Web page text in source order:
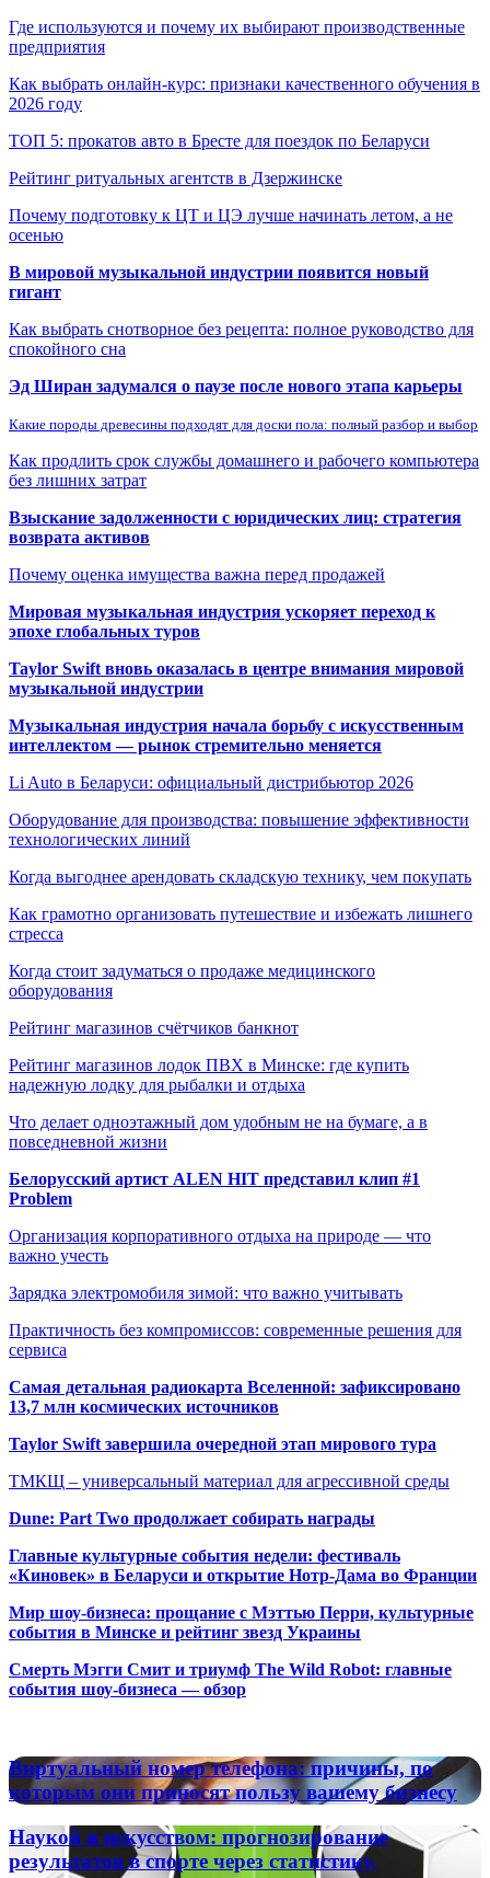
Где используются и почему их выбирают производственные
предприятия
Как выбрать онлайн-курс: признаки качественного обучения в
2026 году
ТОП 5: прокатов авто в Бресте для поездок по Беларуси
Рейтинг ритуальных агентств в Дзержинске
Почему подготовку к ЦТ и ЦЭ лучше начинать летом, а не
осенью
В мировой музыкальной индустрии появится новый
гигант
Как выбрать снотворное без рецепта: полное руководство для
спокойного сна
Эд Ширан задумался о паузе после нового этапа карьеры
Какие породы древесины подходят для доски пола: полный разбор и выбор
Как продлить срок службы домашнего и рабочего компьютера
без лишних затрат
Взыскание задолженности с юридических лиц: стратегия
возврата активов
Почему оценка имущества важна перед продажей
Мировая музыкальная индустрия ускоряет переход к
эпохе глобальных туров
Taylor Swift вновь оказалась в центре внимания мировой
музыкальной индустрии
Музыкальная индустрия начала борьбу с искусственным
интеллектом — рынок стремительно меняется
Li Auto в Беларуси: официальный дистрибьютор 2026
Оборудование для производства: повышение эффективности
технологических линий
Когда выгоднее арендовать складскую технику, чем покупать
Как грамотно организовать путешествие и избежать лишнего
стресса
Когда стоит задуматься о продаже медицинского
оборудования
Рейтинг магазинов счётчиков банкнот
Рейтинг магазинов лодок ПВХ в Минске: где купить
надежную лодку для рыбалки и отдыха
Что делает одноэтажный дом удобным не на бумаге, а в
повседневной жизни
Белорусский артист ALEN HIT представил клип #1
Problem
Организация корпоративного отдыха на природе — что
важно учесть
Зарядка электромобиля зимой: что важно учитывать
Практичность без компромиссов: современные решения для
сервиса
Самая детальная радиокарта Вселенной: зафиксировано
13,7 млн космических источников
Taylor Swift завершила очередной этап мирового тура
ТМКЩ – универсальный материал для агрессивной среды
Dune: Part Two продолжает собирать награды
Главные культурные события недели: фестиваль
«Киновек» в Беларуси и открытие Нотр-Дама во Франции
Мир шоу-бизнеса: прощание с Мэттью Перри, культурные
события в Минске и рейтинг звезд Украины
Смерть Мэгги Смит и триумф The Wild Robot: главные
события шоу-бизнеса — обзор
Виртуальный
номер
телефона:
причины,
по
которым
Виртуальный номер телефона: причины, по
которым они приносят пользу вашему бизнесу
Наукой
искусством:
Наукой и искусством: прогнозирование
результатов в спорте через статистику,